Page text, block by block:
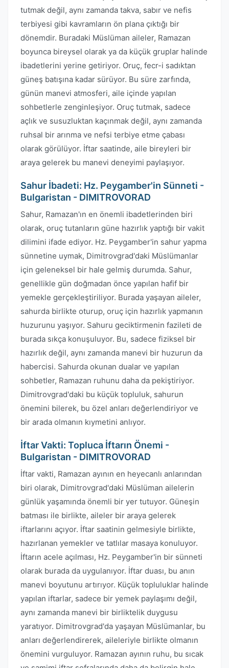
tutmak değil, aynı zamanda takva, sabır ve nefis
terbiyesi gibi kavramların ön plana çıktığı bir
dönemdir. Buradaki Müslüman aileler, Ramazan
boyunca bireysel olarak ya da küçük gruplar halinde
ibadetlerini yerine getiriyor. Oruç, fecr-i sadıktan
güneş batışına kadar sürüyor. Bu süre zarfında,
günün manevi atmosferi, aile içinde yapılan
sohbetlerle zenginleşiyor. Oruç tutmak, sadece
açlık ve susuzluktan kaçınmak değil, aynı zamanda
ruhsal bir arınma ve nefsi terbiye etme çabası
olarak görülüyor. İftar saatinde, aile bireyleri bir
araya gelerek bu manevi deneyimi paylaşıyor.
Sahur İbadeti: Hz. Peygamber'in Sünneti -
Bulgaristan - DIMITROVORAD
Sahur, Ramazan'ın en önemli ibadetlerinden biri
olarak, oruç tutanların güne hazırlık yaptığı bir vakit
dilimini ifade ediyor. Hz. Peygamber'in sahur yapma
sünnetine uymak, Dimitrovgrad'daki Müslümanlar
için geleneksel bir hale gelmiş durumda. Sahur,
genellikle gün doğmadan önce yapılan hafif bir
yemekle gerçekleştiriliyor. Burada yaşayan aileler,
sahurda birlikte oturup, oruç için hazırlık yapmanın
huzurunu yaşıyor. Sahuru geciktirmenin fazileti de
burada sıkça konuşuluyor. Bu, sadece fiziksel bir
hazırlık değil, aynı zamanda manevi bir huzurun da
habercisi. Sahurda okunan dualar ve yapılan
sohbetler, Ramazan ruhunu daha da pekiştiriyor.
Dimitrovgrad'daki bu küçük topluluk, sahurun
önemini bilerek, bu özel anları değerlendiriyor ve
bir arada olmanın kıymetini anlıyor.
İftar Vakti: Topluca İftarın Önemi -
Bulgaristan - DIMITROVORAD
İftar vakti, Ramazan ayının en heyecanlı anlarından
biri olarak, Dimitrovgrad'daki Müslüman ailelerin
günlük yaşamında önemli bir yer tutuyor. Güneşin
batması ile birlikte, aileler bir araya gelerek
iftarlarını açıyor. İftar saatinin gelmesiyle birlikte,
hazırlanan yemekler ve tatlılar masaya konuluyor.
İftarın acele açılması, Hz. Peygamber'in bir sünneti
olarak burada da uygulanıyor. İftar duası, bu anın
manevi boyutunu artırıyor. Küçük topluluklar halinde
yapılan iftarlar, sadece bir yemek paylaşımı değil,
aynı zamanda manevi bir birliktelik duygusu
yaratıyor. Dimitrovgrad'da yaşayan Müslümanlar, bu
anları değerlendirerek, aileleriyle birlikte olmanın
önemini vurguluyor. Ramazan ayının ruhu, bu sıcak